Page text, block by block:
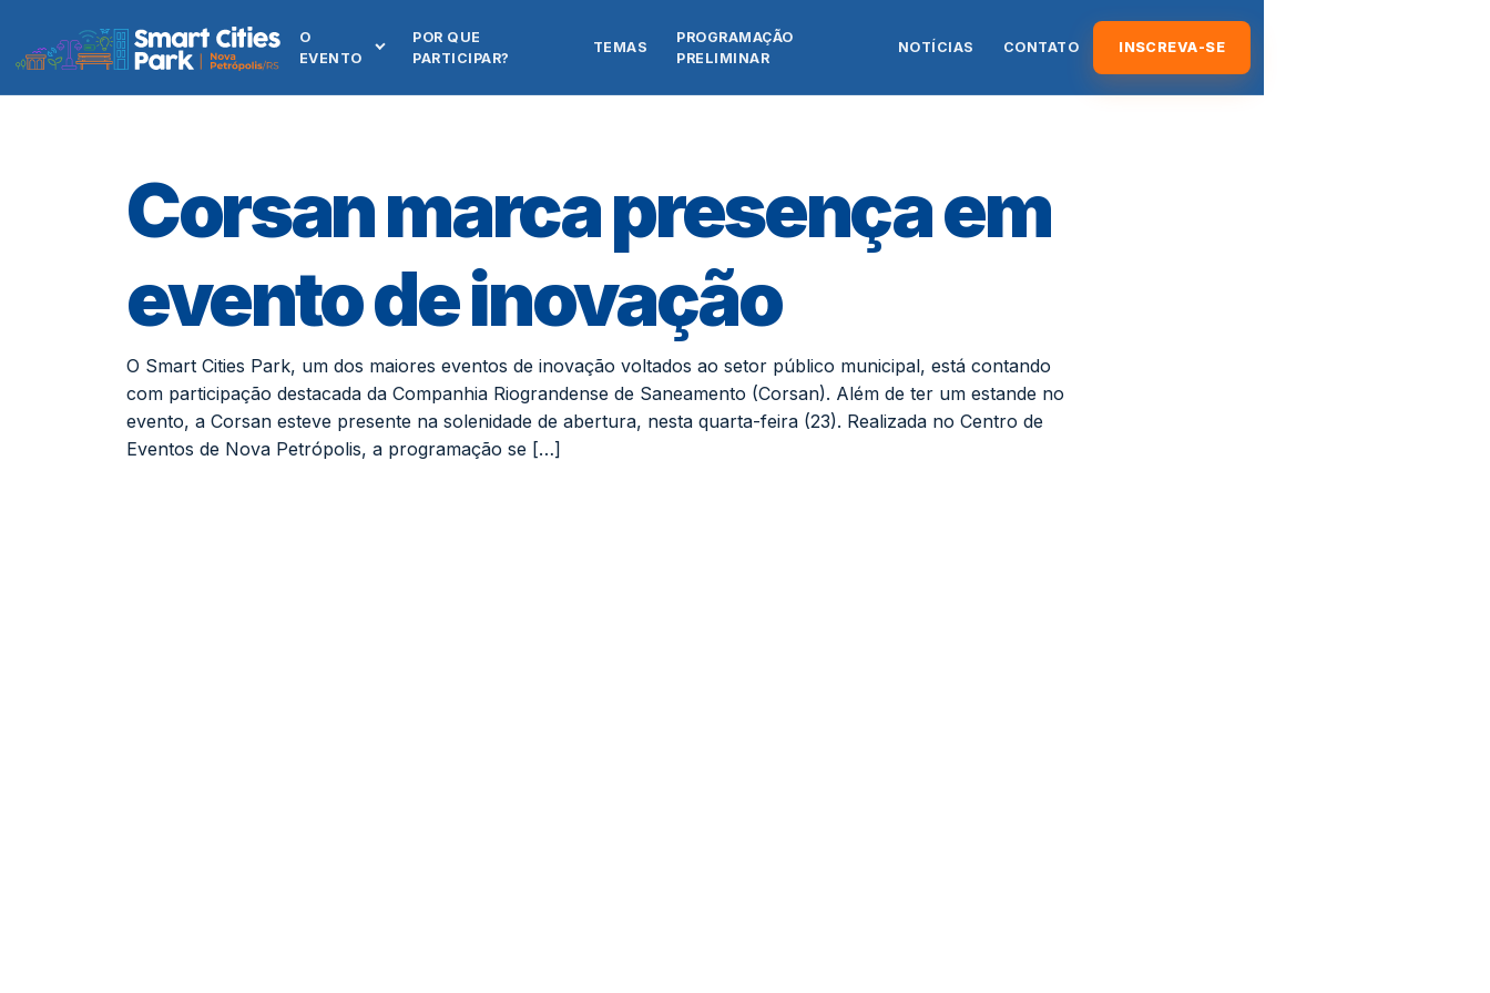
O
EVENTO
POR QUE
PARTICIPAR?
TEMAS
PROGRAMAÇÃO
PRELIMINAR
NOTÍCIAS CONTATO INSCREVA-SE
Corsan marca presença em
evento de inovação
O Smart Cities Park, um dos maiores eventos de inovação voltados ao setor público municipal, está contando
com participação destacada da Companhia Riograndense de Saneamento (Corsan). Além de ter um estande no
evento, a Corsan esteve presente na solenidade de abertura, nesta quarta-feira (23). Realizada no Centro de
Eventos de Nova Petrópolis, a programação se […]